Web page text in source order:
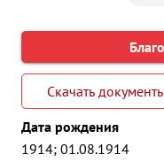
Скачать
Дата рождения
1914; 01.08.1914